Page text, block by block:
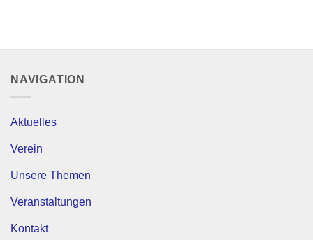
NAVIGATION
Aktuelles
Verein
Unsere Themen
Veranstaltungen
Kontakt